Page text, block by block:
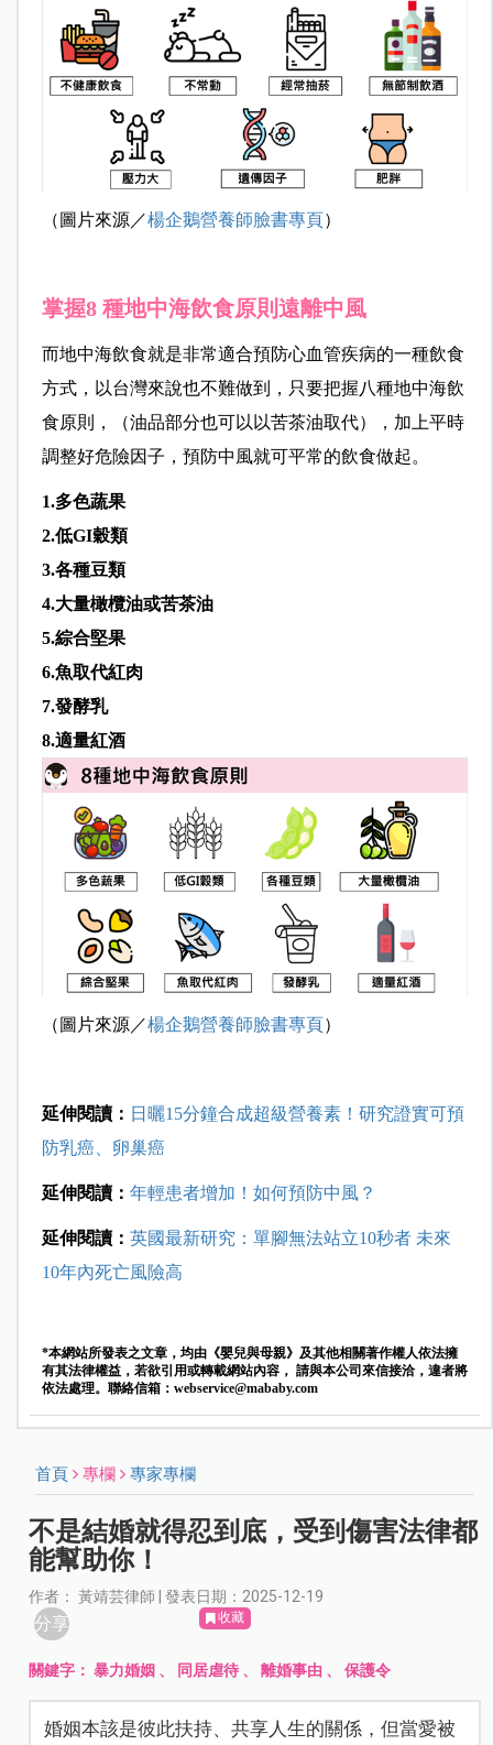
（圖片來源／楊企鵝營養師臉書專頁）
掌握8 種地中海飲食原則遠離中風
而地中海飲食就是非常適合預防心血管疾病的一種飲食
方式，以台灣來說也不難做到，只要把握八種地中海飲
食原則，（油品部分也可以以苦茶油取代），加上平時
調整好危險因子，預防中風就可平常的飲食做起。
1.多色蔬果
2.低GI穀類
3.各種豆類
4.大量橄欖油或苦茶油
5.綜合堅果
6.魚取代紅肉
7.發酵乳
8.適量紅酒
（圖片來源／楊企鵝營養師臉書專頁）
延伸閱讀： 日曬15分鐘合成超級營養素！研究證實可預
防乳癌、卵巢癌
延伸閱讀： 年輕患者增加！如何預防中風？
延伸閱讀： 英國最新研究：單腳無法站立10秒者 未來
10年內死亡風險高
*本網站所發表之文章，均由《嬰兒與母親》及其他相關著作權人依法擁
有其法律權益，若欲引用或轉載網站內容， 請與本公司來信接洽，違者將
依法處理。聯絡信箱： webservice@mababy.com
首頁 專欄 專家專欄
不是結婚就得忍到底，受到傷害法律都
能幫助你！
作者： 黃靖芸律師 | 發表日期：2025-12-19
分享 收藏
關鍵字：暴力婚姻 、 同居虐待 、離婚事由 、保護令
婚姻本該是彼此扶持、共享人生的關係，但當愛被